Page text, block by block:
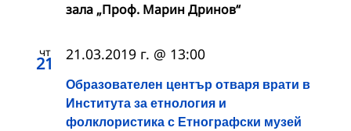
зала „Проф. Марин Дринов“
чт
21
Образователен център отваря врати в
Института за етнология и
фолклористика с Етнографски музей
21.03.2019 г. @ 13:00